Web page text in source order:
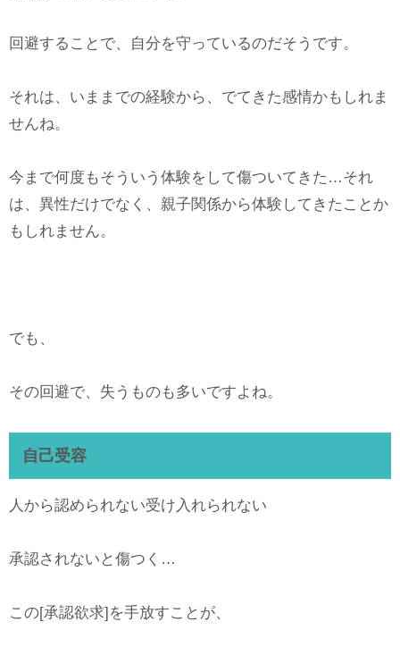
回避することで、自分を守っているのだそうです。
それは、いままでの経験から、でてきた感情かもしれま
せんね。
今まで何度もそういう体験をして傷ついてきた…それ
は、異性だけでなく、親子関係から体験してきたことか
もしれません。
でも、
その回避で、失うものも多いですよね。
自己受容
人から認められない受け入れられない
承認されないと傷つく…
この[承認欲求]を手放すことが、